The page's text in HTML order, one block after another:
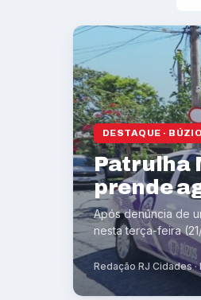
DESTAQUE ·
Patrulha
prende
Após denúncia de
nesta terça-feira
Redação RJ Cidades ·